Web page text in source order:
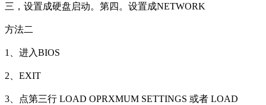
三，设置成硬盘启动。第四。设置成NETWORK
方法二
1、进入BIOS
2、EXIT
3、点第三行 LOAD OPRXMUM SETTINGS 或者 LOAD